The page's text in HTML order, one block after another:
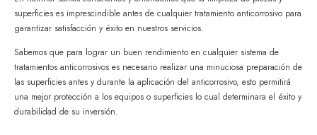
superficies es imprescindible antes de cualquier tratamiento anticorrosivo para
garantizar satisfacción y éxito en nuestros servicios.
Sabemos que para lograr un buen rendimiento en cualquier sistema de
tratamientos anticorrosivos es necesario realizar una minuciosa preparación de
las superficies antes y durante la aplicación del anticorrosivo, esto permitirá
una mejor protección a los equipos o superficies lo cual determinara el éxito y
durabilidad de su inversión.